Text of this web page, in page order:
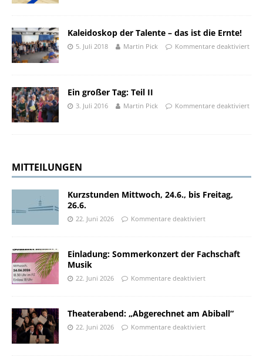
Kaleidoskop der Talente – das ist die Ernte!
5. Juli 2018 Martin Pick Kommentare deaktiviert
Ein großer Tag: Teil II
3. Juli 2016 Martin Pick Kommentare deaktiviert
MITTEILUNGEN
Kurzstunden Mittwoch, 24.6., bis Freitag,
26.6.
22. Juni 2026 Kommentare deaktiviert
Einladung: Sommerkonzert der Fachschaft
Musik
22. Juni 2026 Kommentare deaktiviert
Theaterabend: „Abgerechnet am Abiball“
22. Juni 2026 Kommentare deaktiviert